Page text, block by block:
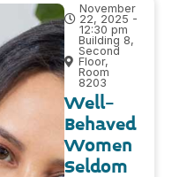
November
22, 2025 -
12:30 pm
Building 8,
Second
Floor,
Room
8203
Well-
Behaved
Women
Seldom